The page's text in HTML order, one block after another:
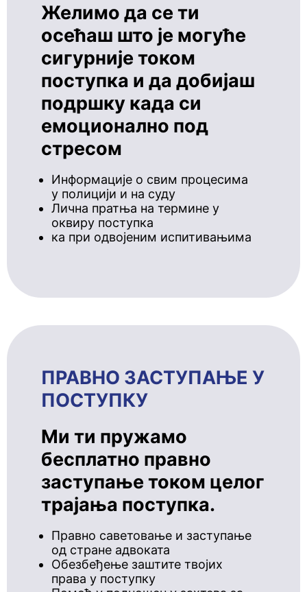
Желимо да се ти
осећаш што је могуће
сигурније током
поступка и да добијаш
подршку када си
емоционално под
стресом
Информације о свим процесима
у полицији и на суду
Лична пратња на термине у
оквиру поступка
ка при одвојеним испитивањима
ПРАВНО ЗАСТУПАЊЕ У
ПОСТУПКУ
Ми ти пружамо
бесплатно правно
заступање током целог
трајања поступка.
Правно саветовање и заступање
од стране адвоката
Обезбеђење заштите твојих
права у поступку